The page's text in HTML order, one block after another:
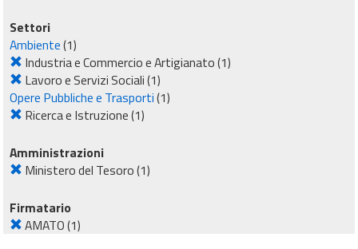
Settori
Ambiente(1)
Industria e Commercio e Artigianato(1)
Lavoro e Servizi Sociali(1)
Opere Pubbliche e Trasporti(1)
Ricerca e Istruzione(1)
Amministrazioni
Ministero del Tesoro(1)
Firmatario
AMATO(1)